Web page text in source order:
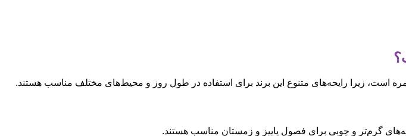
است، زیرا رایحه‌های متنوع این برند برای استفاده در طول روز و محیط‌های مختلف مناسب هستند.
گرم‌تر و چوبی برای فصول پاییز و زمستان مناسب هستند.